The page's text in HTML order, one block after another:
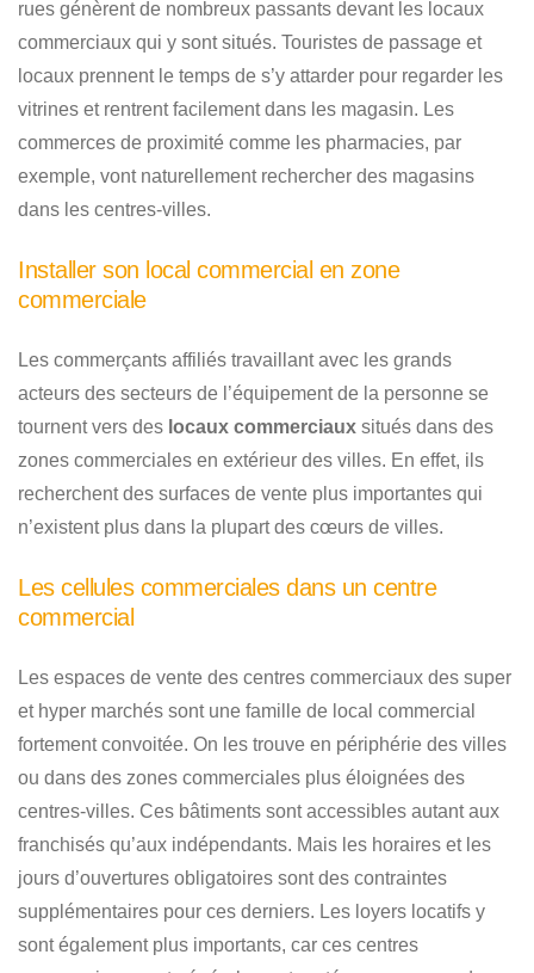
rues génèrent de nombreux passants devant les locaux
commerciaux qui y sont situés. Touristes de passage et
locaux prennent le temps de s’y attarder pour regarder les
vitrines et rentrent facilement dans les magasin. Les
commerces de proximité comme les pharmacies, par
exemple, vont naturellement rechercher des magasins
dans les centres-villes.
Installer son local commercial en zone
commerciale
Les commerçants affiliés travaillant avec les grands
acteurs des secteurs de l’équipement de la personne se
tournent vers des locaux commerciaux situés dans des
zones commerciales en extérieur des villes. En effet, ils
recherchent des surfaces de vente plus importantes qui
n’existent plus dans la plupart des cœurs de villes.
Les cellules commerciales dans un centre
commercial
Les espaces de vente des centres commerciaux des super
et hyper marchés sont une famille de local commercial
fortement convoitée. On les trouve en périphérie des villes
ou dans des zones commerciales plus éloignées des
centres-villes. Ces bâtiments sont accessibles autant aux
franchisés qu’aux indépendants. Mais les horaires et les
jours d’ouvertures obligatoires sont des contraintes
supplémentaires pour ces derniers. Les loyers locatifs y
sont également plus importants, car ces centres